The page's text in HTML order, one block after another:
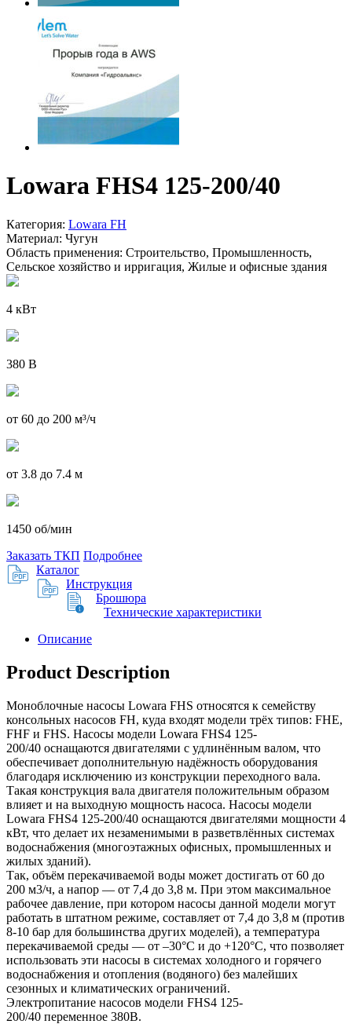
Lowara FHS4 125-200/40
Категория: Lowara FH
Материал: Чугун
Область применения: Строительство, Промышленность,
Сельское хозяйство и ирригация, Жилые и офисные здания
4 кВт
380 В
от 60 до 200 м³/ч
от 3.8 до 7.4 м
1450 об/мин
Заказать ТКП Подробнее
Каталог
Инструкция
Брошюра
Технические характеристики
Описание
Product Description
Моноблочные насосы Lowara FHS относятся к семейству
консольных насосов FH, куда входят модели трёх типов: FHE,
FHF и FHS. Насосы модели Lowara FHS4 125-
200/40 оснащаются двигателями с удлинённым валом, что
обеспечивает дополнительную надёжность оборудования
благодаря исключению из конструкции переходного вала.
Такая конструкция вала двигателя положительным образом
влияет и на выходную мощность насоса. Насосы модели
Lowara FHS4 125-200/40 оснащаются двигателями мощности 4
кВт, что делает их незаменимыми в разветвлённых системах
водоснабжения (многоэтажных офисных, промышленных и
жилых зданий).
Так, объём перекачиваемой воды может достигать от 60 до
200 м3/ч, а напор — от 7,4 до 3,8 м. При этом максимальное
рабочее давление, при котором насосы данной модели могут
работать в штатном режиме, составляет от 7,4 до 3,8 м (против
8-10 бар для большинства других моделей), а температура
перекачиваемой среды — от –30°C и до +120°C, что позволяет
использовать эти насосы в системах холодного и горячего
водоснабжения и отопления (водяного) без малейших
сезонных и климатических ограничений.
Электропитание насосов модели FHS4 125-
200/40 переменное 380В.